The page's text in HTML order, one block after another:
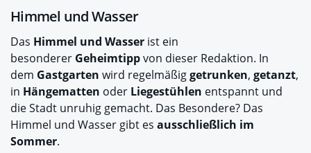
Himmel und Wasser
Das Himmel und Wasser ist ein
besonderer Geheimtippvon dieser Redaktion. In
dem Gastgarten wird regelmäßiggetrunken, getanzt,
in Hängematten oder Liegestühlen entspannt und
die Stadt unruhig gemacht. Das Besondere? Das
Himmel und Wasser gibt es ausschließlich im
Sommer.